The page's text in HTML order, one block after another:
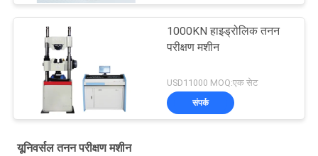
1000KN हाइड्रोलिक तनन
परीक्षण मशीन
USD11000 MOQ:एक सेट
संपर्क
यूनिवर्सल तनन परीक्षण मशीन